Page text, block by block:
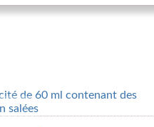
de 60 ml contenant des
salées